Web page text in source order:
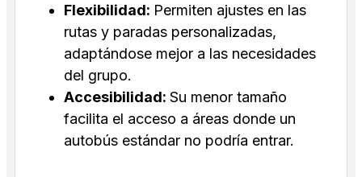
Flexibilidad: Permiten ajustes en las
rutas y paradas personalizadas,
adaptándose mejor a las necesidades
del grupo.
Accesibilidad: Su menor tamaño
facilita el acceso a áreas donde un
autobús estándar no podría entrar.